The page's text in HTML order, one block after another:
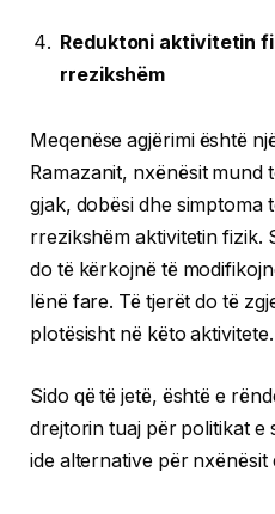
Reduktoni aktivitetin
rrezikshëm
Meqenëse agjërimi është
Ramazanit, nxënësit mund
gjak, dobësi dhe simptoma
rrezikshëm aktivitetin fizik.
do të kërkojnë të
lënë fare. Të tjerët do të
plotësisht në këto aktivitete.
Sido që të jetë, është e
drejtorin tuaj për politikat e
ide alternative për nxënësit